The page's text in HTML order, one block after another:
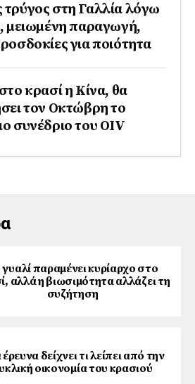
στη Γαλλία λόγω
μειωμένη παραγωγή,
για ποιότητα
κρασί η Κίνα, θα
τον Οκτώβρη το
συνέδριο του ΟΙV
παραμένει κυρίαρχο στο
αλλά η βιωσιμότητα αλλάζει τη
συζήτηση
δείχνει τι λείπει από την
οικονομία του κρασιού